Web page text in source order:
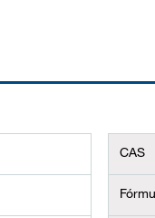
CAS